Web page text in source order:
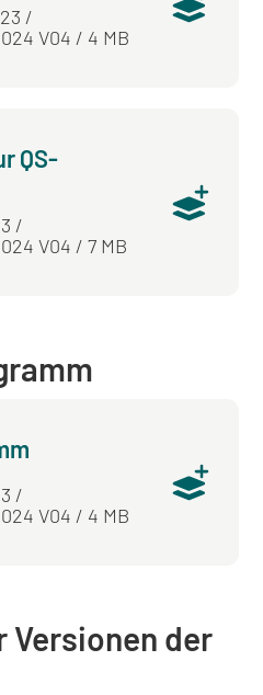
/
V04 / 4 MB
QS-
/
V04 / 7 MB
/
V04 / 4 MB
Versionen der